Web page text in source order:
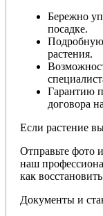
Бережно
посадке.
Подробную
растения.
Гарантию
договора
Если растение
Отправьте фото
наш
как
Документы и